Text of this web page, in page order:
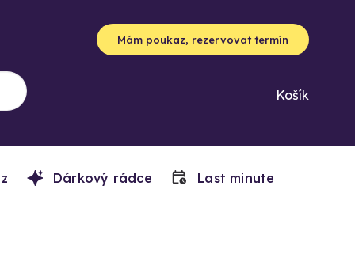
Mám poukaz, rezervovat termín
Košík
Dárkový rádce Last minute